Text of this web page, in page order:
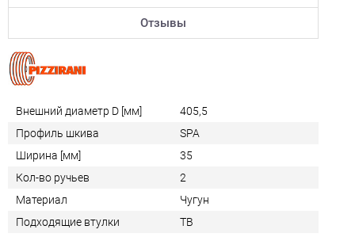
Отзывы
Внешний диаметр D [мм]
405,5
Профиль шкива
SPA
Ширина [мм]
35
Кол-во ручьев
2
Материал
Чугун
Подходящие втулки
TB